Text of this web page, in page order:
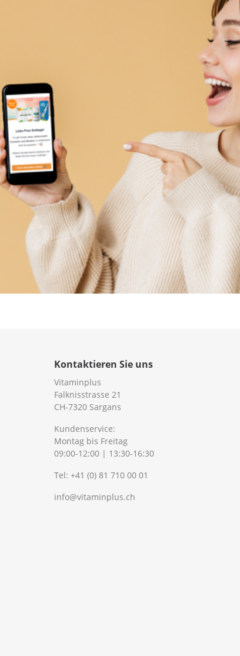
Kontaktieren Sie uns
Vitaminplus
Falknisstrasse 21
CH-7320 Sargans
Kundenservice:
Montag bis Freitag
09:00-12:00 | 13:30-16:30
Tel: +41 (0) 81 710 00 01
info@vitaminplus.ch